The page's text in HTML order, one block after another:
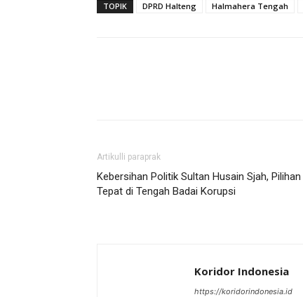
TOPIK DPRD Halteng Halmahera Tengah
Artikulli paraprak
Kebersihan Politik Sultan Husain Sjah, Pilihan
Tepat di Tengah Badai Korupsi
Koridor Indonesia
https://koridorindonesia.id